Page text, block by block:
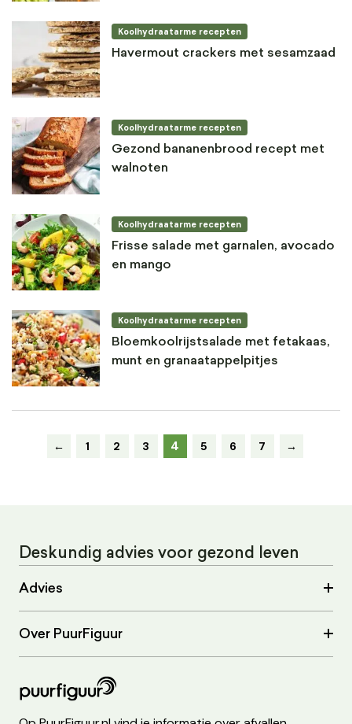
Koolhydraatarme recepten
Havermout crackers met sesamzaad
Koolhydraatarme recepten
Gezond bananenbrood recept met
walnoten
Koolhydraatarme recepten
Frisse salade met garnalen, avocado
en mango
Koolhydraatarme recepten
Bloemkoolrijstsalade met fetakaas,
munt en granaatappelpitjes
← 1 2 3 4 5 6 7 →
Deskundig advies voor gezond leven
Advies
Over PuurFiguur